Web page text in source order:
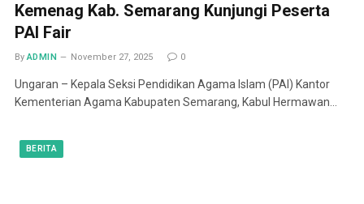
Kemenag Kab. Semarang Kunjungi Peserta
PAI Fair
By ADMIN November 27, 2025 0
Ungaran – Kepala Seksi Pendidikan Agama Islam (PAI) Kantor
Kementerian Agama Kabupaten Semarang, Kabul Hermawan…
BERITA